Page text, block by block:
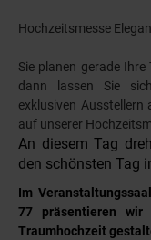
Hochzeitsmesse
Sie planen gerade
dann lassen Sie
exklusiven Ausstellern
auf unserer
An diesem Tag
den schönsten Tag
Im
77 präsentieren
Traumhochzeit